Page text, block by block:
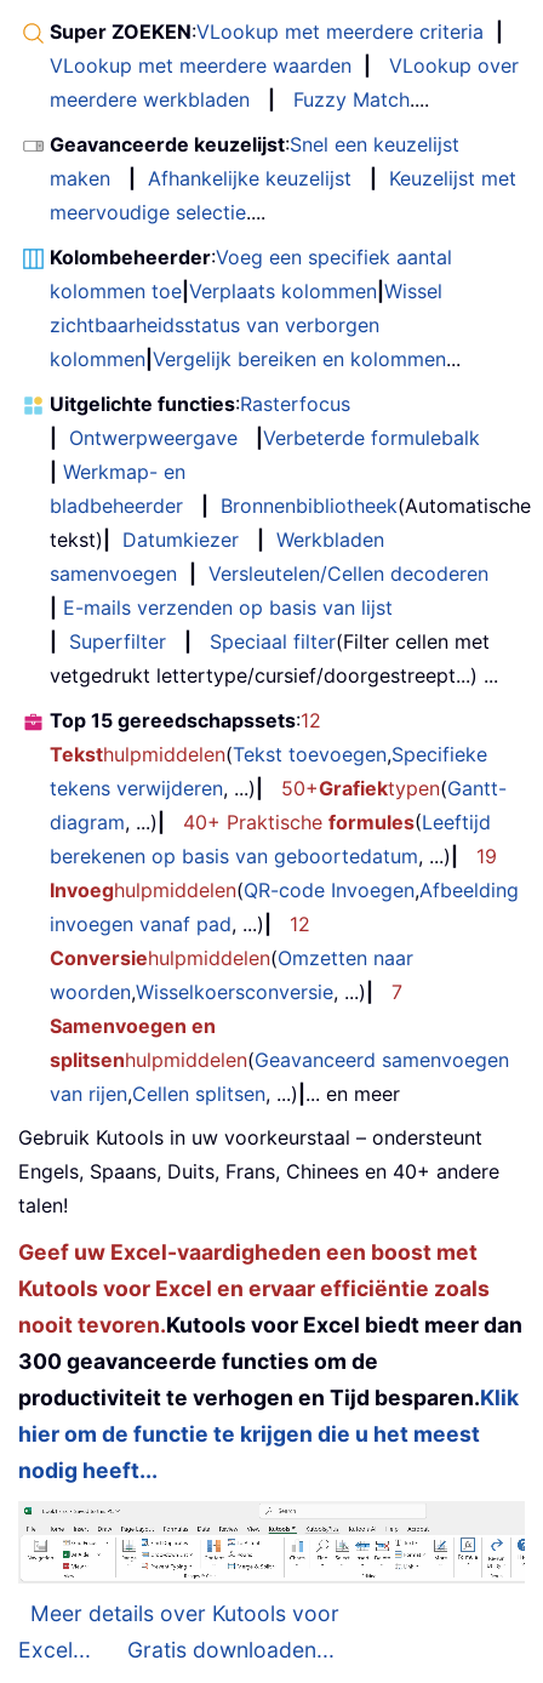
Super ZOEKEN:VLookup met meerdere criteria
VLookup met meerdere waarden
VLookup over
meerdere werkbladen
Fuzzy Match....
Geavanceerde keuzelijst:Snel een keuzelijst
maken
Afhankelijke keuzelijst
Keuzelijst met
meervoudige selectie....
Kolombeheerder:Voeg een specifiek aantal
kolommen toe Verplaats kolommen Wissel
zichtbaarheidsstatus van verborgen
kolommen Vergelijk bereiken en kolommen...
Uitgelichte functies:Rasterfocus
Ontwerpweergave
Verbeterde formulebalk
Werkmap- en
bladbeheerder
Bronnenbibliotheek(Automatische
tekst)
Datumkiezer
Werkbladen
samenvoegen
Versleutelen/Cellen decoderen
E-mails verzenden op basis van lijst
Superfilter Speciaal filter(Filter cellen met
vetgedrukt lettertype/cursief/doorgestreept...) ...
Top 15 gereedschapssets:12
Teksthulpmiddelen(Tekst toevoegen,Specifieke
tekens verwijderen, ...) 50+Grafiektypen(Gantt-
diagram, ...) 40+ Praktische formules(Leeftijd
berekenen op basis van geboortedatum, ...)
19
Invoeghulpmiddelen(QR-code Invoegen,Afbeelding
invoegen vanaf pad, ...)
12
Conversiehulpmiddelen(Omzetten naar
woorden,Wisselkoersconversie, ...)
7
Samenvoegen en
splitsenhulpmiddelen(Geavanceerd samenvoegen
van rijen,Cellen splitsen, ...) ... en meer
Gebruik Kutools in uw voorkeurstaal – ondersteunt
Engels, Spaans, Duits, Frans, Chinees en 40+ andere
talen!
Geef uw Excel-vaardigheden een boost met
Kutools voor Excel en ervaar efficiëntie zoals
nooit tevoren.Kutools voor Excel biedt meer dan
300 geavanceerde functies om de
productiviteit te verhogen en Tijd besparen.Klik
hier om de functie te krijgen die u het meest
nodig heeft...
Meer details over Kutools voor
Excel...
Gratis downloaden...